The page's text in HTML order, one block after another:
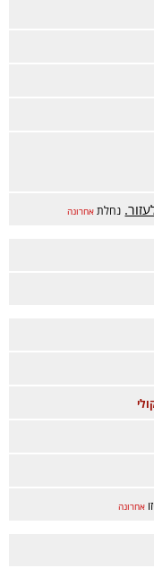
נחלת אחרונה
אחרונה